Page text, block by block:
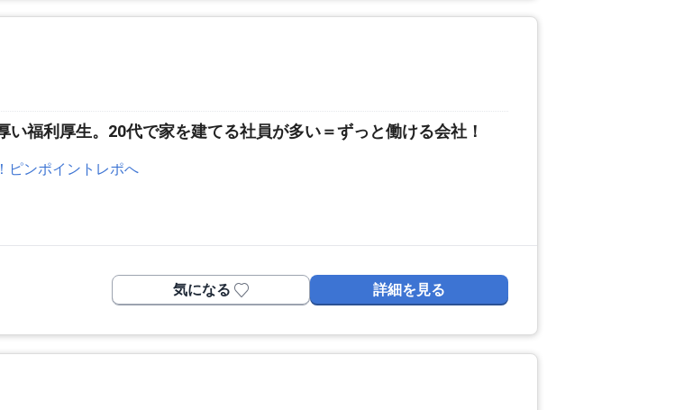
い福利厚生。20代で家を建てる社員が多い＝ずっと働ける会社！
ピンポイントレポへ
気になる 詳細を見る